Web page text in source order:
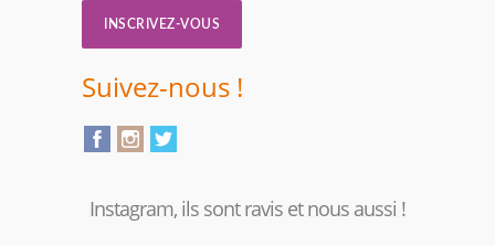
INSCRIVEZ-VOUS
Suivez-nous !
Instagram, ils sont ravis et nous aussi !